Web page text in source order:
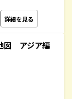
詳細を見る
図 アジア編